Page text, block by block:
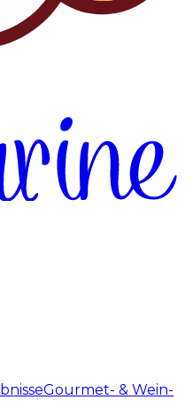
Gourmet- & Wein-